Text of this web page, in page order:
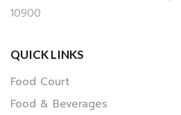
10900
QUICK LINKS
Food Court
Food & Beverages